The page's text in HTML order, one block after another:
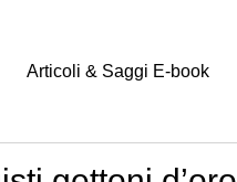
Articoli & Saggi E-book